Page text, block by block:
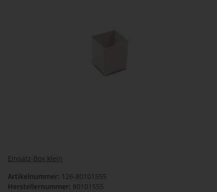
Einsatz-Box klein
Artikelnummer: 126-80101555
Herstellernummer: 80101555